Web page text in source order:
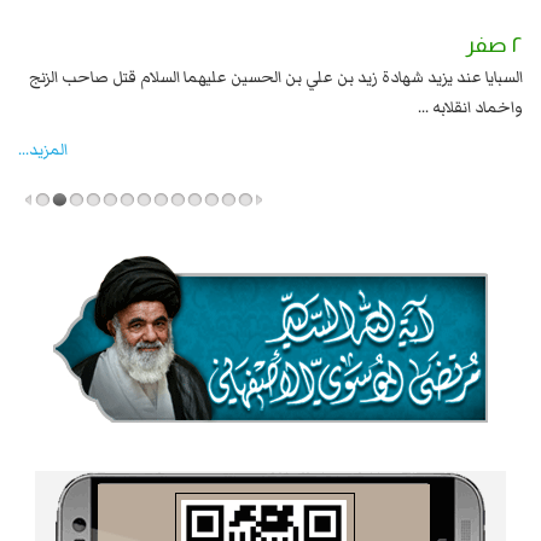
٢ صفر
السبايا عند يزيد شهادة زيد بن علي بن الحسين عليهما السلام قتل صاحب الزنج
واخماد انقلابه ...
المزید...